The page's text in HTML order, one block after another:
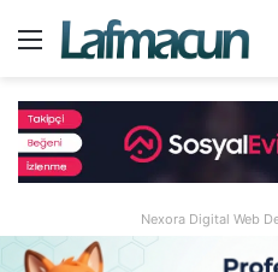
Menü
Nexora Digital Web